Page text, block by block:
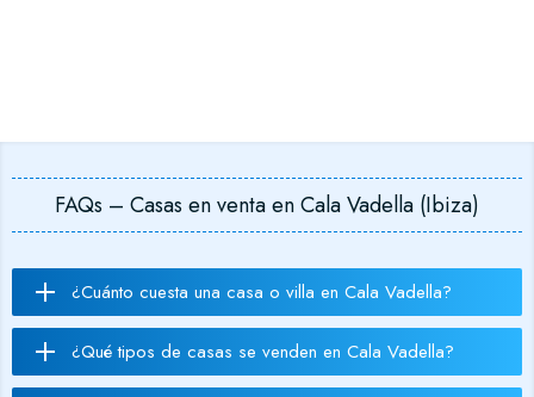
FAQs – Casas en venta en Cala Vadella (Ibiza)
¿Cuánto cuesta una casa o villa en Cala Vadella?
¿Qué tipos de casas se venden en Cala Vadella?